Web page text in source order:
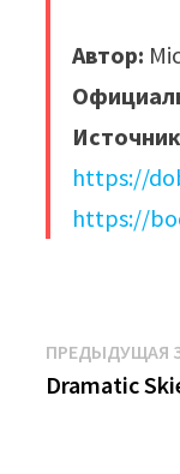
Автор:
https://
https://
по
ПРЕДЫДУЩАЯ
Dramatic